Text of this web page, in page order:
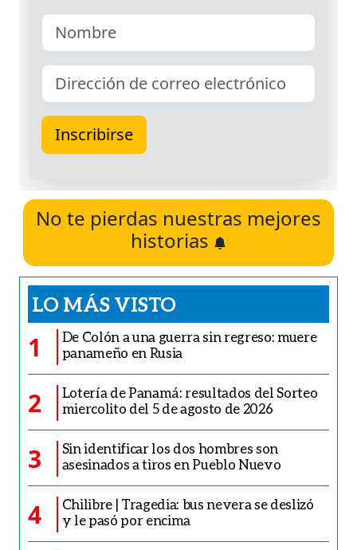
No te pierdas nuestras mejores
historias
LO MÁS VISTO
1
De Colón a una guerra sin regreso: muere
panameño en Rusia
2
Lotería de Panamá: resultados del Sorteo
miercolito del 5 de agosto de 2026
3
Sin identificar los dos hombres son
asesinados a tiros en Pueblo Nuevo
4
Chilibre | Tragedia: bus nevera se deslizó
y le pasó por encima